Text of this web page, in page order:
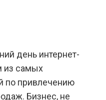
день интернет-
из самых
по привлечению
Бизнес, не